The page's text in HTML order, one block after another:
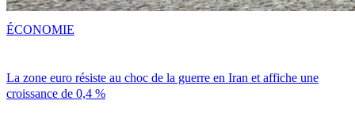
La zone euro résiste au choc de la guerre en Iran et affiche une
croissance de 0,4 %
ÉCONOMIE